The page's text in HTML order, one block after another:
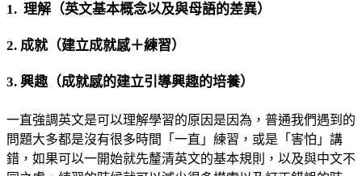
1. 理解（英文基本概念以及與母語的差異）
2. 成就（建立成就感＋練習）
3. 興趣（成就感的建立引導興趣的培養）
一直強調英文是可以理解學習的原因是因為，普通我們遇到的
問題大多都是沒有很多時間「一直」練習，或是「害怕」講
錯，如果可以一開始就先釐清英文的基本規則，以及與中文不